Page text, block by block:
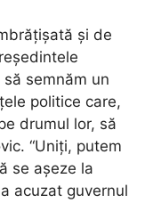
și de
să semnăm un
politice care,
drumul lor, să
“Uniți, putem
se așeze la
acuzat guvernul